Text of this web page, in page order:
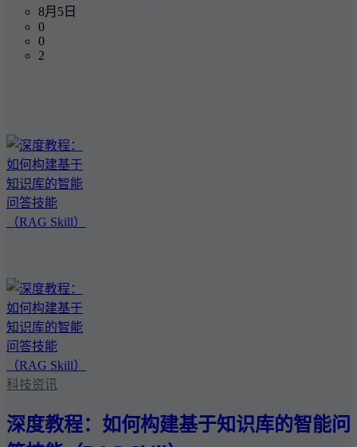
8月5日
0
0
2
科技资讯
深度教程：如何构建基于知识库的智能问